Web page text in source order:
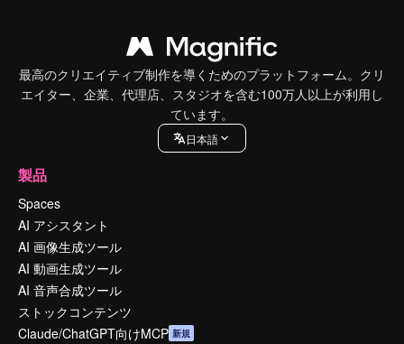
最高のクリエイティブ制作を導くためのプラットフォーム。クリ
エイター、企業、代理店、スタジオを含む100万人以上が利用し
ています。
日本語
製品
Spaces
AI アシスタント
AI 画像生成ツール
AI 動画生成ツール
AI 音声合成ツール
ストックコンテンツ
Claude/ChatGPT向けMCP 新規